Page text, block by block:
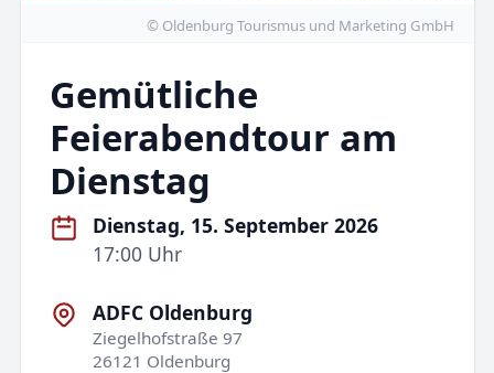
© Oldenburg Tourismus und Marketing GmbH
Gemütliche
Feierabendtour am
Dienstag
Dienstag, 15. September 2026
17:00 Uhr
ADFC Oldenburg
Ziegelhofstraße 97
26121 Oldenburg